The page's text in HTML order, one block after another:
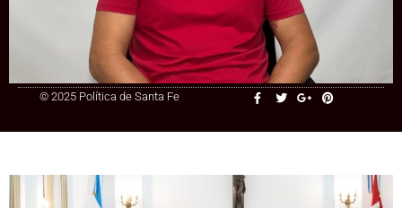
+54 9 3415 41-3086
© 2025 Política de Santa Fe